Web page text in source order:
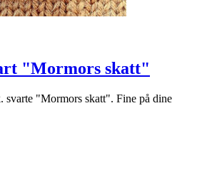
"Mormors skatt"
svarte "Mormors skatt". Fine på dine